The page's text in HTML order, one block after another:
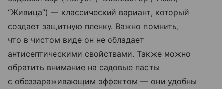
“Живица”) — классический вариант, который
создает защитную пленку. Важно помнить,
что в чистом виде он не обладает
антисептическими свойствами. Также можно
обратить внимание на садовые пасты
с обеззараживающим эффектом — они удобны